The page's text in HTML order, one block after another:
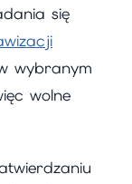
się
wybranym
wolne